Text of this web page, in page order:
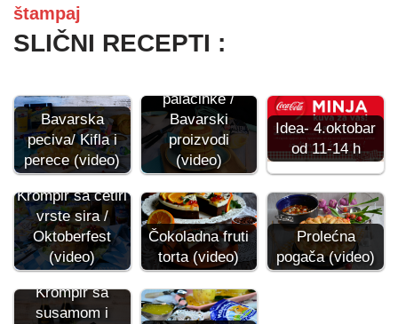
štampaj
SLIČNI RECEPTI :
Bavarska
peciva/ Kifla i
perece (video)
palačinke /
Bavarski
proizvodi
(video)
Idea- 4.oktobar
od 11-14 h
Krompir sa četiri
vrste sira /
Oktoberfest
(video)
Čokoladna fruti
torta (video)
Prolećna
pogača (video)
Krompir sa
susamom i